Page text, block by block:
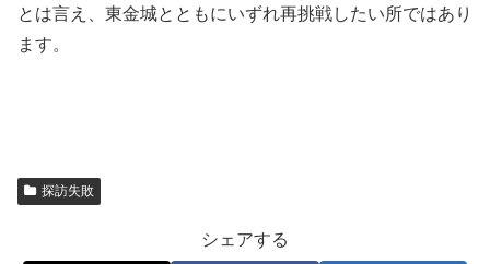
とは言え、東金城とともにいずれ再挑戦したい所ではあり
ます。
探訪失敗
シェアする